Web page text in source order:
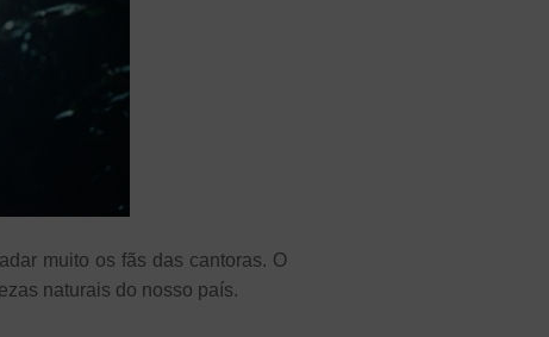
muito os fãs das cantoras. O
naturais do nosso país.